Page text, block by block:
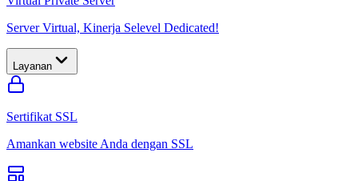
Server Virtual, Kinerja Selevel Dedicated!
Layanan
Sertifikat SSL
Amankan website Anda dengan SSL